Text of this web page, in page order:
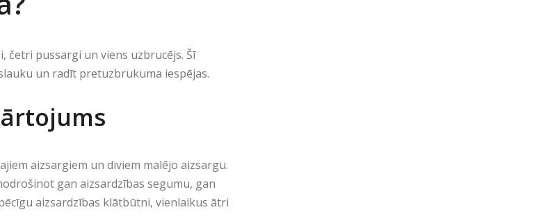
pussargi un viens uzbrucējs. Šī
un radīt pretuzbrukuma iespējas.
aizsargiem un diviem malējo aizsargu.
gan aizsardzības segumu, gan
aizsardzības klātbūtni, vienlaikus ātri